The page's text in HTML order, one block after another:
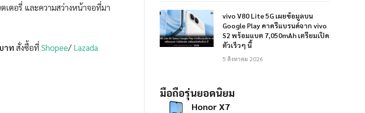
เตอรี่ และความสว่างหน้าจอที่มา
าท สั่งซื้อที่Shopee/ Lazada
vivo V80 Lite 5G เผยข้อมูลบน
Google Play คาดรีแบรนด์จาก vivo
S2 พร้อมแบต 7,050mAh เตรียมเปิด
ตัวเร็วๆ นี้
5 สิงหาคม 2026
มือถือรุ่นยอดนิยม
Honor X7